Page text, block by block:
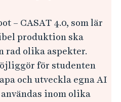
– CASAT 4.0, som lär
produktion ska
rad olika aspekter.
för studenten
och utveckla egna AI
inom olika